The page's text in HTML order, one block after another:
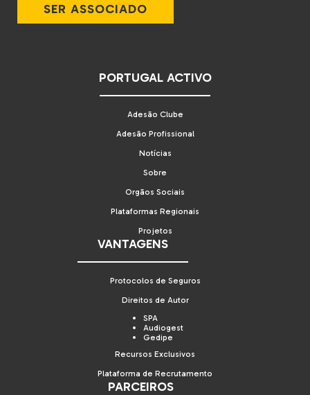
SER ASSOCIADO
PORTUGAL ACTIVO
Adesão Clube
Adesão Profissional
Notícias
Sobre
Orgãos Sociais
Plataformas Regionais
Projetos
VANTAGENS
Protocolos de Seguros
Direitos de Autor
SPA
Audiogest
Gedipe
Recursos Exclusivos
Plataforma de Recrutamento
PARCEIROS